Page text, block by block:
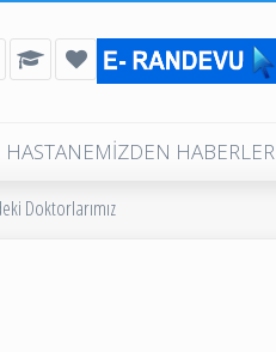
HASTANEMİZDEN HABERLER
Doktorlarımız